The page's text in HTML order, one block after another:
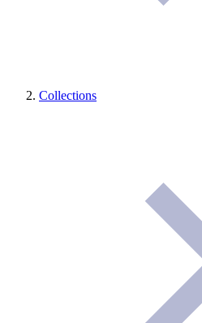
Collections